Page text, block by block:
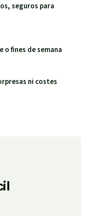
seguros para
fines de semana
ni costes